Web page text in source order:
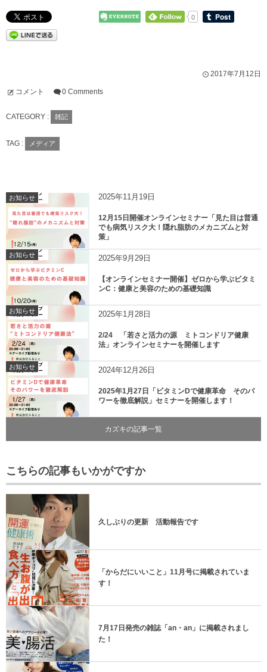
0
2017年7月12日
コメント 0 Comments
CATEGORY : 雑記
TAG : メディア
お知らせ 2025年11月19日
12月15日開催オンラインセミナー「見た目は普通
でも病気リスク大！隠れ脂肪のメカニズムと対
策」
お知らせ 2025年9月29日
【オンラインセミナー開催】ゼロから学ぶビタミ
ンC：健康と美容のための基礎知識
お知らせ 2025年1月28日
2/24 「若さと活力の源 ミトコンドリア健康
法」オンラインセミナーを開催します
お知らせ 2024年12月26日
2025年1月27日「ビタミンDで健康革命 そのパ
ワーを徹底解説」セミナーを開催します！
カズキの記事一覧
こちらの記事もいかがですか
久しぶりの更新 活動報告です
「からだにいいこと」11月号に掲載されていま
す！
7月17日発売の雑誌「an・an」に掲載されまし
た！